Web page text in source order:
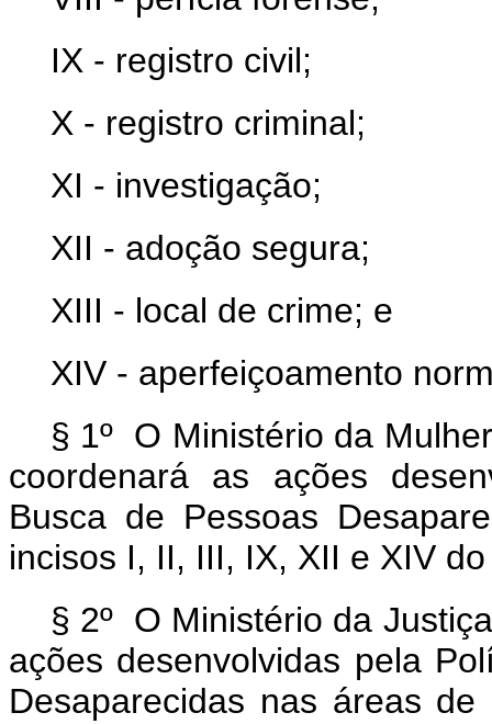
IX - registro civil;
X - registro criminal;
XI - investigação;
XII - adoção segura;
XIII - local de crime; e
XIV - aperfeiçoamento
§ 1º O Ministério da
coordenará as ações
Busca de Pessoas
incisos I, II, III, IX, XII e XIV
§ 2º O Ministério da
ações desenvolvidas pela
Desaparecidas nas áreas